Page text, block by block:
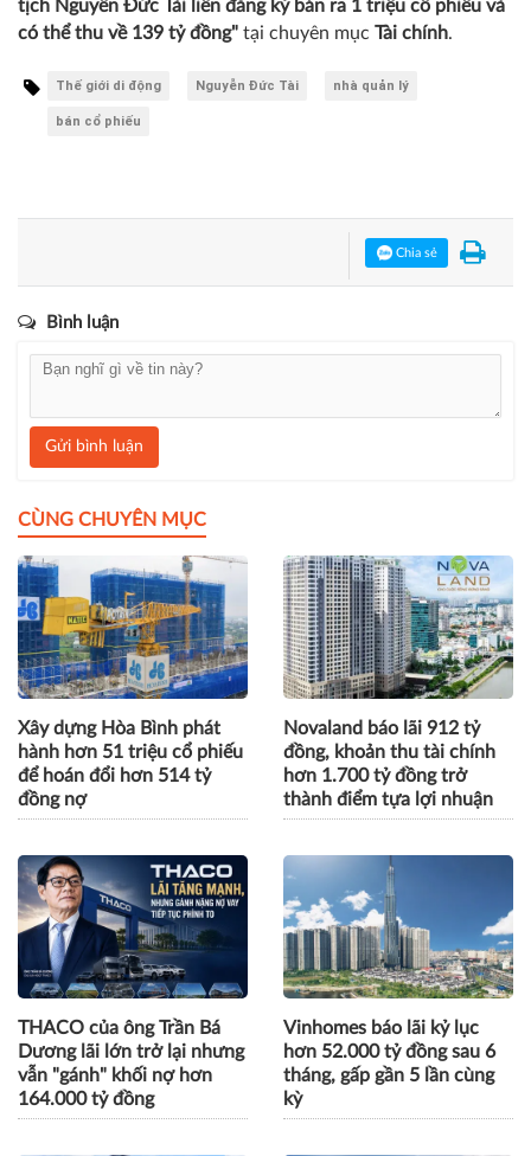
tịch Nguyễn Đức Tài liền đăng ký bán ra 1 triệu cổ phiếu và
có thể thu về 139 tỷ đồng" tại chuyên mục Tài chính.
Thế giới di động Nguyễn Đức Tài nhà quản lý
bán cổ phiếu
Chia sẻ
Bình luận
Gửi bình luận
CÙNG CHUYÊN MỤC
Xây dựng Hòa Bình phát
hành hơn 51 triệu cổ phiếu
để hoán đổi hơn 514 tỷ
đồng nợ
Novaland báo lãi 912 tỷ
đồng, khoản thu tài chính
hơn 1.700 tỷ đồng trở
thành điểm tựa lợi nhuận
THACO của ông Trần Bá
Dương lãi lớn trở lại nhưng
vẫn "gánh" khối nợ hơn
164.000 tỷ đồng
Vinhomes báo lãi kỷ lục
hơn 52.000 tỷ đồng sau 6
tháng, gấp gần 5 lần cùng
kỳ